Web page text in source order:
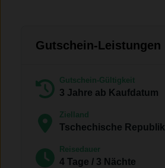
Gutschein-Leistungen
Gutschein-Gültigkeit
3 Jahre ab Kaufdatum
Zielland
Tschechische Republik
Reisedauer
4 Tage / 3 Nächte